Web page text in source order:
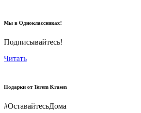
Мы в Одноклассниках!
Подписывайтесь!
Читать
Подарки от Terem Krasen
#ОставайтесьДома